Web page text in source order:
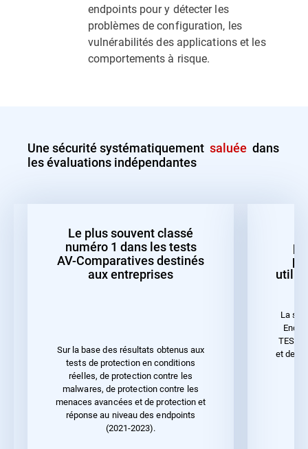
endpoints pour y détecter les
problèmes de configuration, les
vulnérabilités des applications et les
comportements à risque.
Une sécurité systématiquement saluée dans
les évaluations indépendantes
Le plus souvent classé
numéro 1 dans les tests
AV-Comparatives destinés
aux entreprises
Sur la base des résultats obtenus aux
tests de protection en conditions
réelles, de protection contre les
malwares, de protection contre les
menaces avancées et de protection et
réponse au niveau des endpoints
(2021-2023).
La
TEST
et de la